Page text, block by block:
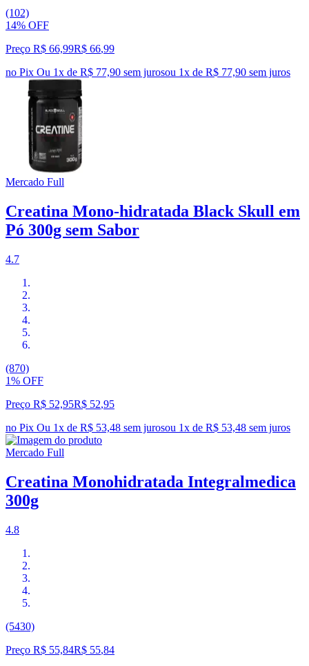
(102)
14% OFF
Preço R$ 66,99R$ 66,99
no Pix Ou 1x de R$ 77,90 sem jurosou 1x de R$ 77,90 sem juros
Mercado Full
Creatina Mono-hidratada Black Skull em
Pó 300g sem Sabor
4.7
(870)
1% OFF
Preço R$ 52,95R$ 52,95
no Pix Ou 1x de R$ 53,48 sem jurosou 1x de R$ 53,48 sem juros
Mercado Full
Creatina Monohidratada Integralmedica
300g
4.8
(5430)
Preço R$ 55,84R$ 55,84